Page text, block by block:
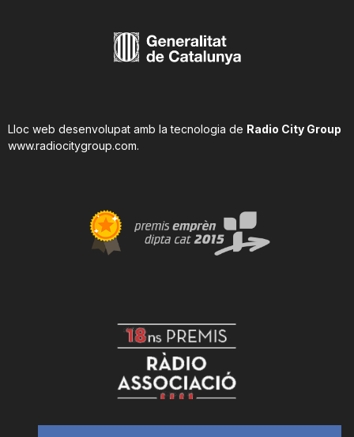
Lloc web desenvolupat amb la tecnologia de Radio City Group
www.radiocitygroup.com.